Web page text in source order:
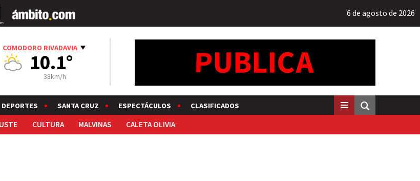
6 de agosto de 2026
COMODORO RIVADAVIA
10.1°
38km/h
DEPORTES SANTA CRUZ ESPECTÁCULOS CLASIFICADOS
CULTURA MALVINAS CALETA OLIVIA